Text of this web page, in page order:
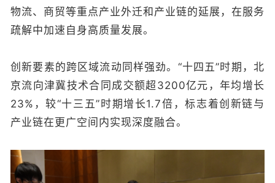
物流、商贸等重点产业外迁和产业链的延展，在服务
疏解中加速自身高质量发展。
创新要素的跨区域流动同样强劲。“十四五”时期，北
京流向津冀技术合同成交额超3200亿元，年均增长
23%，较“十三五”时期增长1.7倍，标志着创新链与
产业链在更广空间内实现深度融合。